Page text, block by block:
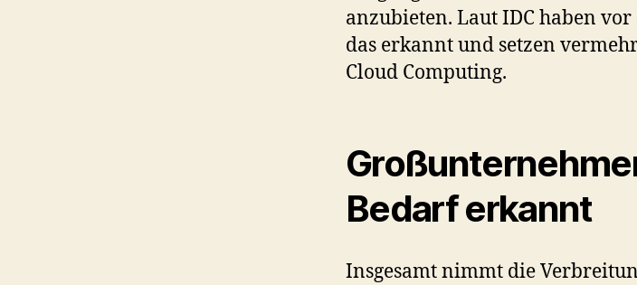
anzubieten. Laut IDC haben
das erkannt und setzen
Cloud Computing.
Bedarf erkannt
Insgesamt nimmt die